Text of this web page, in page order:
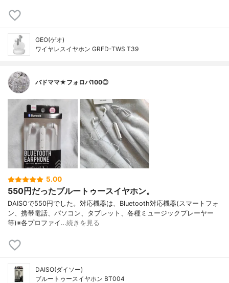
GEO(ゲオ)
ワイヤレスイヤホン GRFD-TWS T39
バドママ★フォロバ100◎
5.00
550円だったブルートゥースイヤホン。
DAISOで550円でした。対応機器は、Bluetooth対応機器(スマートフォ
ン、携帯電話、パソコン、タブレット、各種ミュージックプレーヤー
等)※各プロファイ…続きを見る
DAISO(ダイソー)
ブルートゥースイヤホン BT004